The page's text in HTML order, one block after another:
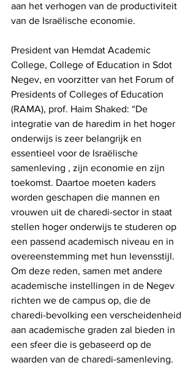
aan het verhogen van de productiviteit
van de Israëlische economie.
President van Hemdat Academic
College, College of Education in Sdot
Negev, en voorzitter van het Forum of
Presidents of Colleges of Education
(RAMA), prof. Haim Shaked: “De
integratie van de haredim in het hoger
onderwijs is zeer belangrijk en
essentieel voor de Israëlische
samenleving , zijn economie en zijn
toekomst. Daartoe moeten kaders
worden geschapen die mannen en
vrouwen uit de charedi-sector in staat
stellen hoger onderwijs te studeren op
een passend academisch niveau en in
overeenstemming met hun levensstijl.
Om deze reden, samen met andere
academische instellingen in de Negev
richten we de campus op, die de
charedi-bevolking een verscheidenheid
aan academische graden zal bieden in
een sfeer die is gebaseerd op de
waarden van de charedi-samenleving.